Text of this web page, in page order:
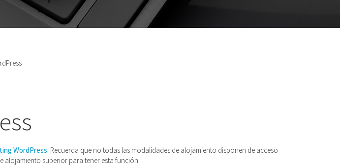
WordPress. Recuerda que no todas las modalidades de alojamiento disponen de acceso
alojamiento superior para tener esta función.